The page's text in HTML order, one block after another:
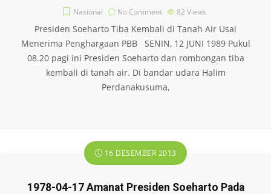
Nasional No Comment 82 Views
Presiden Soeharto Tiba Kembali di Tanah Air Usai
Menerima Penghargaan PBB SENIN, 12 JUNI 1989 Pukul
08.20 pagi ini Presiden Soeharto dan rombongan tiba
kembali di tanah air. Di bandar udara Halim
Perdanakusuma,
16 DESEMBER 2013
1978-04-17 Amanat Presiden Soeharto Pada